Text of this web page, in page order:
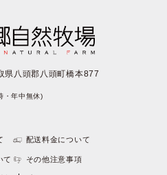
県八頭郡八頭町橋本877
・年中無休)
配送料金について
て その他注意事項